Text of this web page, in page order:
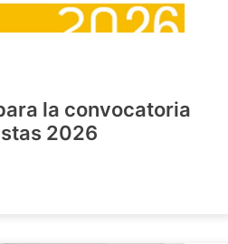
la convocatoria
2026